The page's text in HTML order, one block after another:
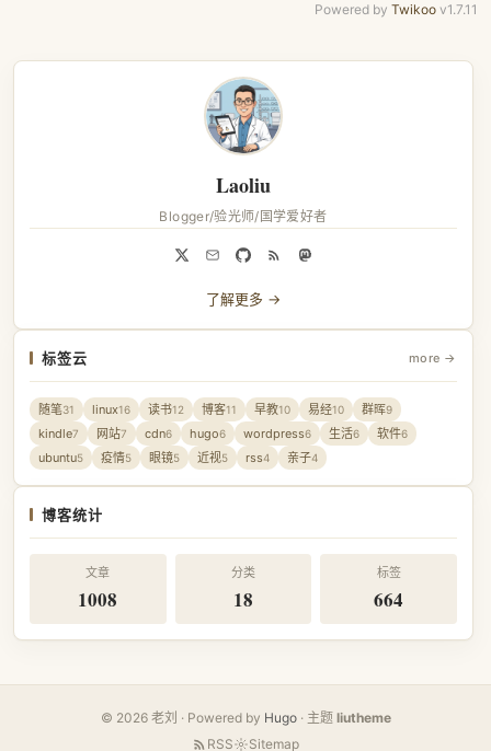
Powered by Twikoo v1.7.11
Laoliu
Blogger/验光师/国学爱好者
了解更多 →
标签云 more →
随笔31 linux16 读书12 博客11 早教10 易经10 群晖9
kindle7 网站7 cdn6 hugo6 wordpress6 生活6 软件6
ubuntu5 疫情5 眼镜5 近视5 rss4 亲子4
博客统计
文章
1008
分类
18
标签
664
© 2026 老刘 · Powered by Hugo· 主题 liutheme
RSS
Sitemap